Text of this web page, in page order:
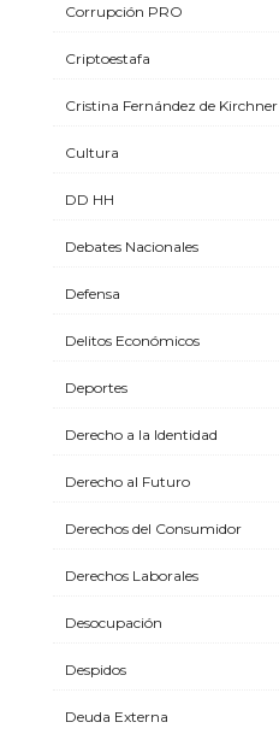
Corrupción PRO
Criptoestafa
Cristina Fernández de Kirchner
Cultura
DD HH
Debates Nacionales
Defensa
Delitos Económicos
Deportes
Derecho a la Identidad
Derecho al Futuro
Derechos del Consumidor
Derechos Laborales
Desocupación
Despidos
Deuda Externa